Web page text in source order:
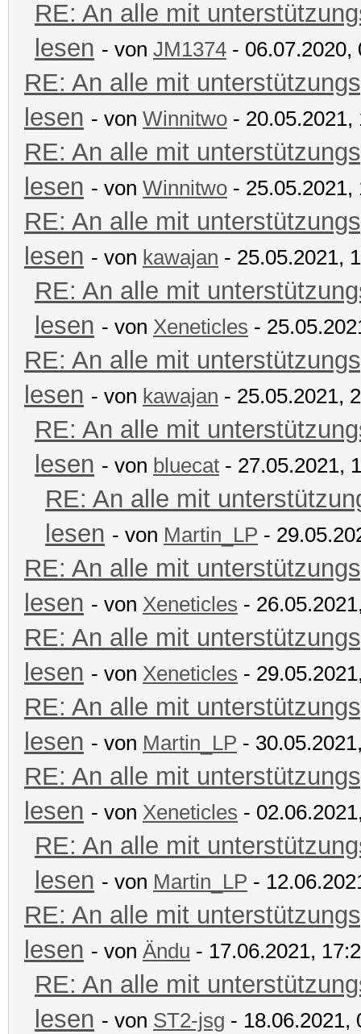
RE: An alle mit
lesen - von JM1374 - 06.07.2020,
RE: An alle mit
lesen - von Winnitwo - 20.05.2021,
RE: An alle mit
lesen - von Winnitwo - 25.05.2021,
RE: An alle mit
lesen - von kawajan - 25.05.2021,
RE: An alle mit
lesen - von Xeneticles -
RE: An alle mit
lesen - von kawajan - 25.05.2021,
RE: An alle mit
lesen - von bluecat - 27.05.2021,
RE: An alle mit
lesen - von Martin_LP -
RE: An alle mit
lesen - von Xeneticles -
RE: An alle mit
lesen - von Xeneticles -
RE: An alle mit
lesen - von Martin_LP -
RE: An alle mit
lesen - von Xeneticles -
RE: An alle mit
lesen - von Martin_LP -
RE: An alle mit
lesen - von Ändu - 17.06.2021,
RE: An alle mit
lesen - von ST2-jsg - 18.06.2021,